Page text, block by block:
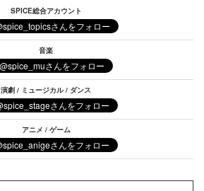
SPICE総合アカウント
音楽
演劇 / ミュージカル / ダンス
アニメ / ゲーム